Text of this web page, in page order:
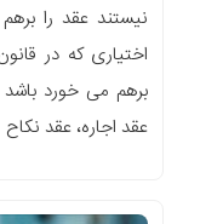
اختیاری که در
برهم می خورد
عقد اجاره، عقد نکاح